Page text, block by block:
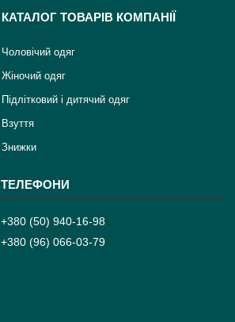
КАТАЛОГ ТОВАРІВ КОМПАНІЇ
Чоловічий одяг
Жіночий одяг
Підлітковий і дитячий одяг
Взуття
Знижки
+380 (50) 940-16-98
+380 (96) 066-03-79